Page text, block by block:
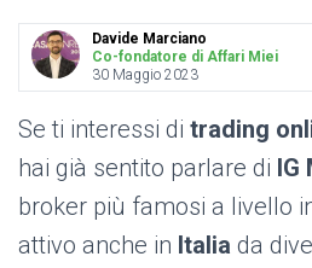
Davide Marciano
Co-fondatore di Affari Miei
30 Maggio 2023
Se ti interessi di trading
hai già sentito parlare di IG
broker più famosi a livello
attivo anche in Italia da